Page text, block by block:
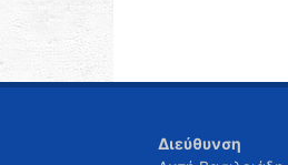
Διεύθυνση